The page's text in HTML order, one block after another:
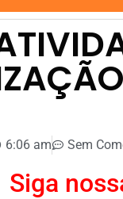
6:06 am Sem
Siga